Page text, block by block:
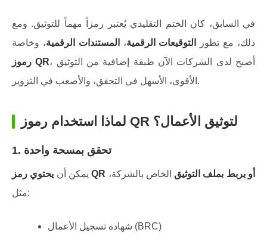
في السابق، كان الختم التقليدي يُعتبر رمزاً مهماً للتوثيق. ومع
ذلك، مع تطور
التوقيعات الرقمية، المستندات الرقمية، وخاصة
رموز QR، أصبح لدى الشركات الآن طبقة إضافية من التوثيق
الأقوى، الأسهل في التحقق، والأصعب في التزوير.
لماذا استخدام رموز QR لتوثيق الأعمال؟
1. تحقق بمسحة واحدة
يمكن أن يحتوي رمز QR أو يربط بملف التوثيق الخاص بالشركة،
مثل:
شهادة تسجيل الأعمال (BRC)